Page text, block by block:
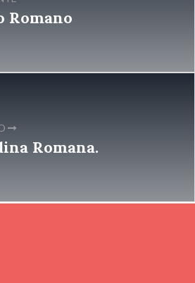
Romano
Romana.